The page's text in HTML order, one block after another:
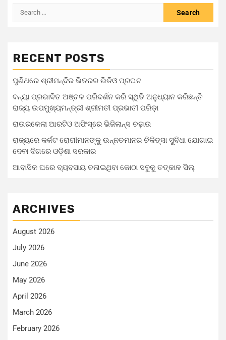
RECENT POSTS
ପୁଣିଥରେ ଶ୍ରୀମନ୍ଦିର ଭିତରର ଭିଡିଓ ପ୍ରଘଟ
ବନ୍ୟା ପ୍ରଭାବିତ ଅଞ୍ଚଳ ପରିଦର୍ଶନ କରି ସ୍ଥିତି ଅନୁଧ୍ୟାନ କରିଛନ୍ତି
ରାଜ୍ୟ ଉପମୁଖ୍ୟମନ୍ତ୍ରୀ ଶ୍ରୀମତୀ ପ୍ରଭାତୀ ପରିଡ଼ା
ରାଉରକେଲା ଆରଟିଓ ଅଫିସ୍‌ରେ ଭିଜିଲାନ୍ସ ଚଢ଼ାଉ
ରାଜ୍ୟରେ କର୍କଟ ରୋଗୀମାନଙ୍କୁ ଉନ୍ନତମାନର ଚିକିତ୍ସା ସୁବିଧା ଯୋଗାଇ
ଦେବା ଦିଗରେ ଓଡ଼ିଶା ସରକାର
ଆବାସିକ ଘରେ ବ୍ୟବସାୟ ଚଳାଇଥିବା କୋଠା ସବୁକୁ ତତ୍କାଳ ସିଲ୍‌
ARCHIVES
August 2026
July 2026
June 2026
May 2026
April 2026
March 2026
February 2026